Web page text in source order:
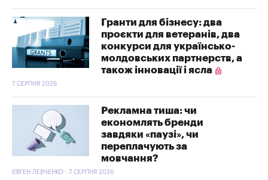
Гранти для бізнесу: два
проєкти для ветеранів, два
конкурси для українсько-
молдовських партнерств, а
також інновації і ясла
7 СЕРПНЯ 2026
Рекламна тиша: чи
економлять бренди
завдяки «паузі», чи
переплачують за
мовчання?
ЄВГЕН ЛЕВЧЕНКО - 7 СЕРПНЯ 2026